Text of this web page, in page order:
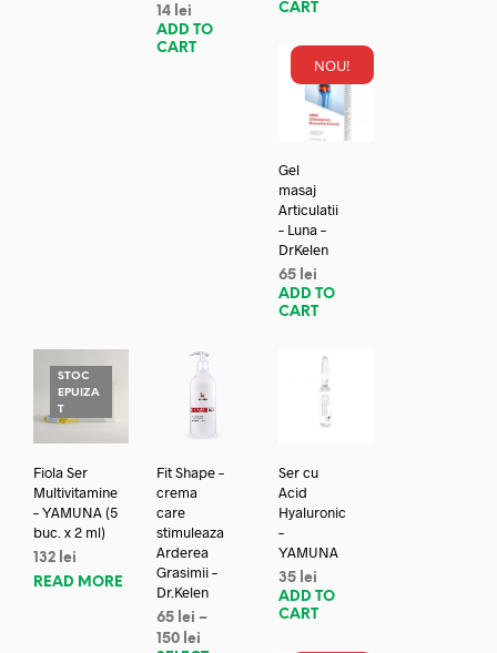
14 lei
ADD TO
CART
CART
NOU!
Gel
masaj
Articulatii
– Luna –
DrKelen
65 lei
ADD TO
CART
STOC
EPUIZA
T
Fiola Ser
Multivitamine
– YAMUNA (5
buc. x 2 ml)
132 lei
READ MORE
Fit Shape –
crema
care
stimuleaza
Arderea
Grasimii –
Dr.Kelen
65 lei –
150 lei
Ser cu
Acid
Hyaluronic
–
YAMUNA
35 lei
ADD TO
CART